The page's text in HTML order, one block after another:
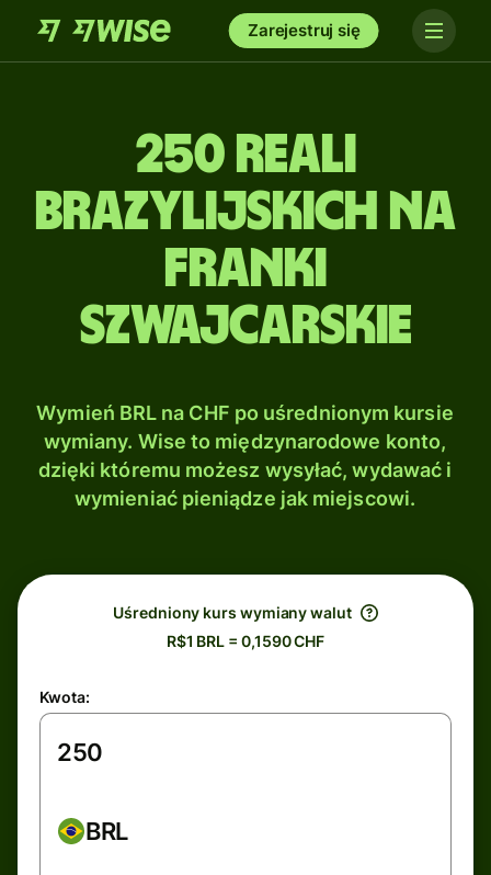
Zarejestruj się
250 Reali
brazylijskich na
Franki
szwajcarskie
Wymień BRL na CHF po uśrednionym kursie
wymiany. Wise to międzynarodowe konto,
dzięki któremu możesz wysyłać, wydawać i
wymieniać pieniądze jak miejscowi.
Uśredniony kurs wymiany walut
R$1 BRL = 0,1590 CHF
Kwota:
BRL